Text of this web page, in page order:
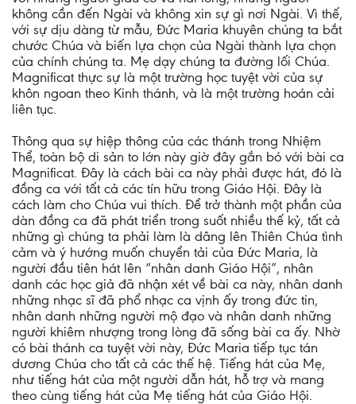
không cần đến Ngài và không xin sự gì nơi Ngài. Vì thế,
với sự dịu dàng từ mẫu, Đức Maria khuyên chúng ta bắt
chước Chúa và biến lựa chọn của Ngài thành lựa chọn
của chính chúng ta. Mẹ dạy chúng ta đường lối Chúa.
Magnificat thực sự là một trường học tuyệt vời của sự
khôn ngoan theo Kinh thánh, và là một trường hoán cải
liên tục.
Thông qua sự hiệp thông của các thánh trong Nhiệm
Thể, toàn bộ di sản to lớn này giờ đây gắn bó với bài ca
Magnificat. Đây là cách bài ca này phải được hát, đó là
đồng ca với tất cả các tín hữu trong Giáo Hội. Đây là
cách làm cho Chúa vui thích. Để trở thành một phần của
dàn đồng ca đã phát triển trong suốt nhiều thế kỷ, tất cả
những gì chúng ta phải làm là dâng lên Thiên Chúa tình
cảm và ý hướng muốn chuyển tải của Đức Maria, là
người đầu tiên hát lên “nhân danh Giáo Hội”, nhân
danh các học giả đã nhận xét về bài ca này, nhân danh
những nhạc sĩ đã phổ nhạc ca vịnh ấy trong đức tin,
nhân danh những người mộ đạo và nhân danh những
người khiêm nhượng trong lòng đã sống bài ca ấy. Nhờ
có bài thánh ca tuyệt vời này, Đức Maria tiếp tục tán
dương Chúa cho tất cả các thế hệ. Tiếng hát của Mẹ,
như tiếng hát của một người dẫn hát, hỗ trợ và mang
theo cùng tiếng hát của Mẹ tiếng hát của Giáo Hội.